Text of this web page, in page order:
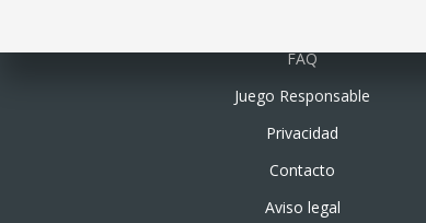
FAQ
Juego Responsable
Privacidad
Contacto
Aviso legal